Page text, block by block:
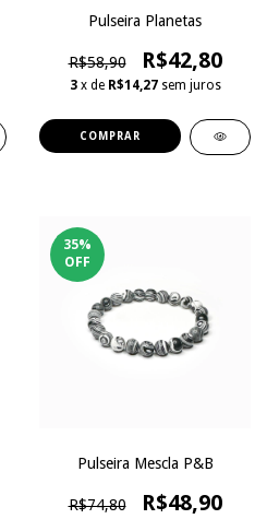
Pulseira Planetas
R$58,90 R$42,80
3 x de R$14,27 sem juros
35%
OFF
Pulseira Mescla P&B
R$74,80 R$48,90